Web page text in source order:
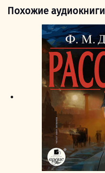
Похожие аудиокниги